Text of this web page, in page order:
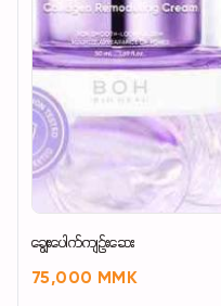
ချွေးပေါက်ကျဥ်းဆေး
75,000 MMK